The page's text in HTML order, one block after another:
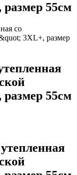
55см
со
3XL+, размер
55см